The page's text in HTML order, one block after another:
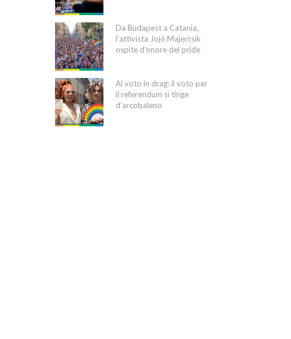
Da Budapest a Catania,
l’attivista Jojó Majercsik
ospite d’onore del pride
Al voto in drag: il voto per
il referendum si tinge
d’arcobaleno